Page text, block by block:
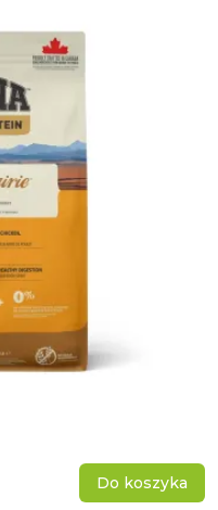
Do koszyka